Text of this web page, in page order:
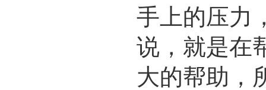
手上的压力
说，就是在
大的帮助，